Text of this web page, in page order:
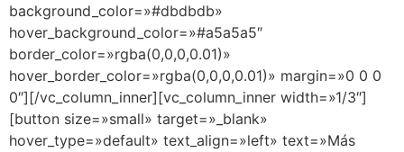
background_color=»#dbdbdb»
hover_background_color=»#a5a5a5″
border_color=»rgba(0,0,0,0.01)»
hover_border_color=»rgba(0,0,0,0.01)» margin=»0 0 0
0″][/vc_column_inner][vc_column_inner width=»1/3″]
[button size=»small» target=»_blank»
hover_type=»default» text_align=»left» text=»Más